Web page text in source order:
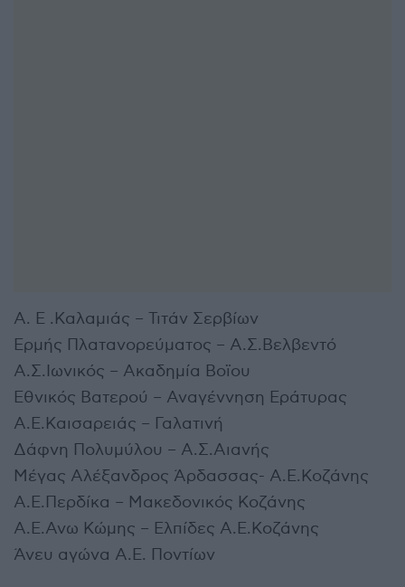
Α. Ε .Καλαμιάς – Τιτάν Σερβίων
Ερμής Πλατανορεύματος – Α.Σ.Βελβεντό
Α.Σ.Ιωνικός – Ακαδημία Βοϊου
Εθνικός Βατερού – Αναγέννηση Εράτυρας
Α.Ε.Καισαρειάς – Γαλατινή
Δάφνη Πολυμύλου – Α.Σ.Αιανής
Μέγας Αλέξανδρος Άρδασσας- Α.Ε.Κοζάνης
Α.Ε.Περδίκα – Μακεδονικός Κοζάνης
Α.Ε.Ανω Κώμης – Ελπίδες Α.Ε.Κοζάνης
Άνευ αγώνα Α.Ε. Ποντίων